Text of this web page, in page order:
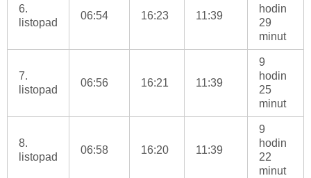
6.
listopad
06:54 16:23 11:39
hodin
29
minut
7.
listopad
06:56 16:21 11:39
9
hodin
25
minut
8.
listopad
06:58 16:20 11:39
9
hodin
22
minut